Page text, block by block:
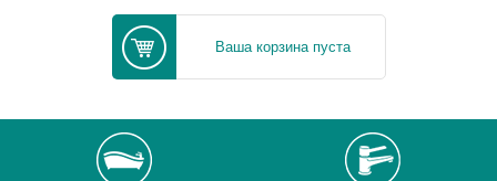
Ваша корзина пуста